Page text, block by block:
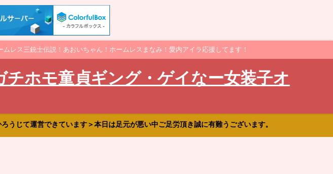
レス三銃士伝説！あおいちゃん！ホームレスまなみ！愛内アイラ応援してます！
ホモ童貞ギング・ゲイなー女装子オ
じて運営できています＞本日は足元が悪い中ご足労頂き誠に有難うございます。